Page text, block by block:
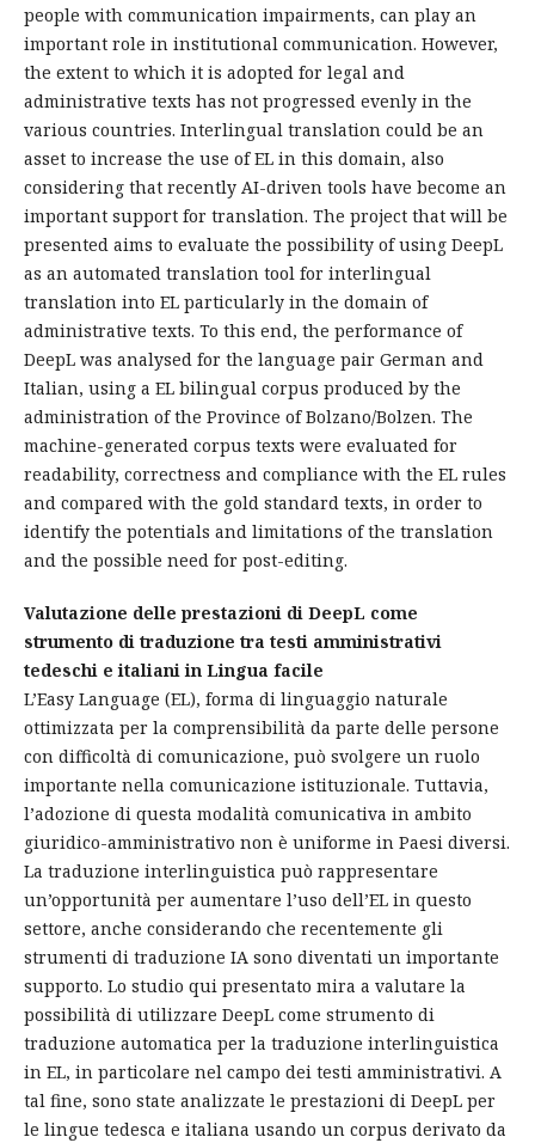
people with communication impairments, can play an
important role in institutional communication. However,
the extent to which it is adopted for legal and
administrative texts has not progressed evenly in the
various countries. Interlingual translation could be an
asset to increase the use of EL in this domain, also
considering that recently AI-driven tools have become an
important support for translation. The project that will be
presented aims to evaluate the possibility of using DeepL
as an automated translation tool for interlingual
translation into EL particularly in the domain of
administrative texts. To this end, the performance of
DeepL was analysed for the language pair German and
Italian, using a EL bilingual corpus produced by the
administration of the Province of Bolzano/Bolzen. The
machine-generated corpus texts were evaluated for
readability, correctness and compliance with the EL rules
and compared with the gold standard texts, in order to
identify the potentials and limitations of the translation
and the possible need for post-editing.
Valutazione delle prestazioni di DeepL come
strumento di traduzione tra testi amministrativi
tedeschi e italiani in Lingua facile
L’Easy Language (EL), forma di linguaggio naturale
ottimizzata per la comprensibilità da parte delle persone
con difficoltà di comunicazione, può svolgere un ruolo
importante nella comunicazione istituzionale. Tuttavia,
l’adozione di questa modalità comunicativa in ambito
giuridico-amministrativo non è uniforme in Paesi diversi.
La traduzione interlinguistica può rappresentare
un’opportunità per aumentare l’uso dell’EL in questo
settore, anche considerando che recentemente gli
strumenti di traduzione IA sono diventati un importante
supporto. Lo studio qui presentato mira a valutare la
possibilità di utilizzare DeepL come strumento di
traduzione automatica per la traduzione interlinguistica
in EL, in particolare nel campo dei testi amministrativi. A
tal fine, sono state analizzate le prestazioni di DeepL per
le lingue tedesca e italiana usando un corpus derivato da